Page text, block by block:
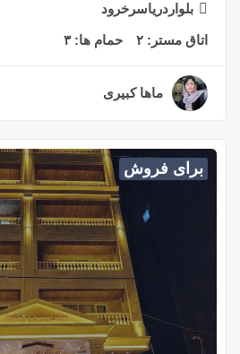
بلواردریاسرخرود
اتاق مستر: ۲ حمام ها:۳
ماها کبیری
برای فروش